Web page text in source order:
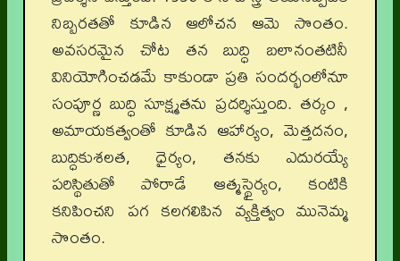
నిబ్బరతతో కూడిన ఆలోచన ఆమె సొంతం.
అవసరమైన చోట తన బుద్ధి బలానంతటినీ
వినియోగించడమే కాకుండా ప్రతి సందర్భంలోనూ
సంపూర్ణ బుద్ధి సూక్ష్మతను ప్రదర్శిస్తుంది. తర్కం ,
అమాయకత్వంతో కూడిన ఆహార్యం, మెత్తదనం,
బుద్ధికుశలత, ధైర్యం, తనకు ఎదురయ్యే
పరిస్థితుతో పోరాడే ఆత్మస్థైర్యం, కంటికి
కనిపించని పగ కలగలిపిన వ్యక్తిత్వం మునెమ్మ
సొంతం.